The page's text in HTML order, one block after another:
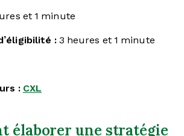
et 1 minute
:3 heures et 1 minute
: CXL
élaborer une stratégie